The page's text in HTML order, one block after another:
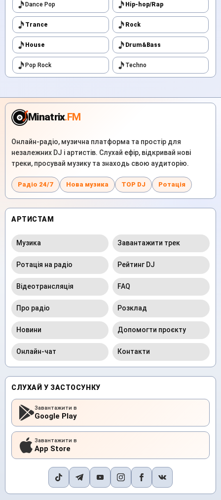
Dance Pop Hip-hop/Rap
Trance Rock
House Drum&Bass
Pop Rock Techno
Minatrix.FM
Онлайн-радіо, музична платформа та простір для
незалежних DJ і артистів. Слухай ефір, відкривай нові
треки, просувай музику та знаходь свою аудиторію.
Радіо 24/7 Нова музика TOP DJ Ротація
АРТИСТАМ
Музика Завантажити трек
Ротація на радіо Рейтинг DJ
Відеотрансляція FAQ
Про радіо Розклад
Новини Допомогти проєкту
Онлайн-чат Контакти
СЛУХАЙ У ЗАСТОСУНКУ
Завантажити в
Google Play
Завантажити в
App Store